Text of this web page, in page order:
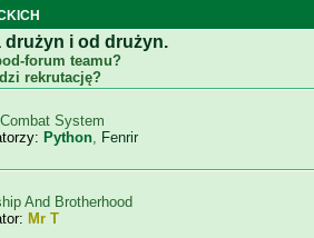
drużyn i od drużyn.
forum teamu?
rekrutację?
System
Python, Fenrir
And Brotherhood
Mr T